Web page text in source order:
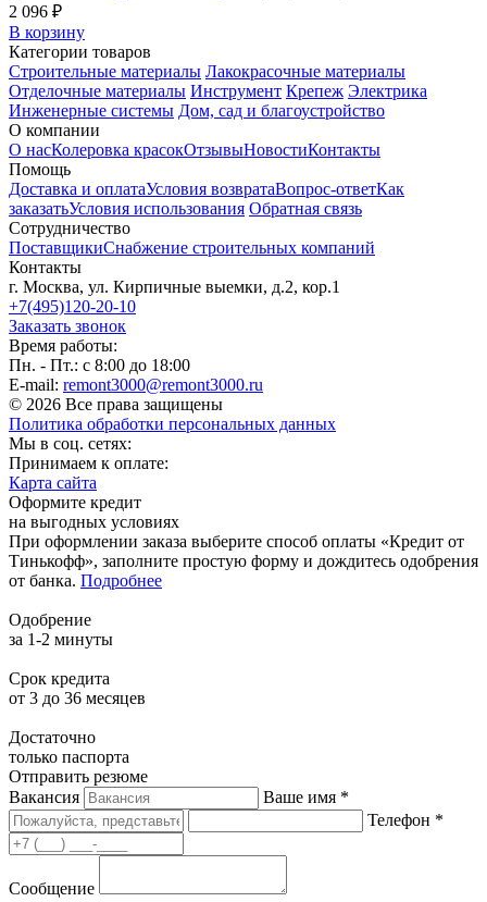
2 096 ₽
В корзину
Категории товаров
Строительные материалы Лакокрасочные материалы
Отделочные материалы Инструмент Крепеж Электрика
Инженерные системы Дом, сад и благоустройство
О компании
О насКолеровка красокОтзывыНовостиКонтакты
Помощь
Доставка и оплатаУсловия возвратаВопрос-ответКак
заказатьУсловия использования Обратная связь
Сотрудничество
ПоставщикиСнабжение строительных компаний
Контакты
г. Москва, ул. Кирпичные выемки, д.2, кор.1
+7(495)120-20-10
Заказать звонок
Время работы:
Пн. - Пт.: с 8:00 до 18:00
E-mail: remont3000@remont3000.ru
© 2026 Все права защищены
Политика обработки персональных данных
Мы в соц. сетях:
Принимаем к оплате:
Карта сайта
Оформите кредит
на выгодных условиях
При оформлении заказа выберите способ оплаты «Кредит от
Тинькофф», заполните простую форму и дождитесь одобрения
от банка. Подробнее
Одобрение
за 1-2 минуты
Срок кредита
от 3 до 36 месяцев
Достаточно
только паспорта
Отправить резюме
Вакансия
Ваше имя *
Телефон *
Сообщение